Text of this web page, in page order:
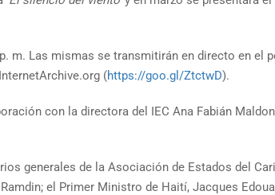
m. Las mismas se transmitirán en directo en el
(https://goo.gl/ZtctwD).
con la directora del IEC Ana Fabián
generales de la Asociación de Estados del
el Primer Ministro de Haití, Jacques